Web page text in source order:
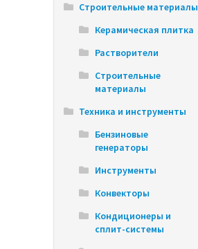
Строительные материалы
Керамическая плитка
Растворители
Строительные
материалы
Техника и инструменты
Бензиновые
генераторы
Инструменты
Конвекторы
Кондиционеры и
сплит-системы